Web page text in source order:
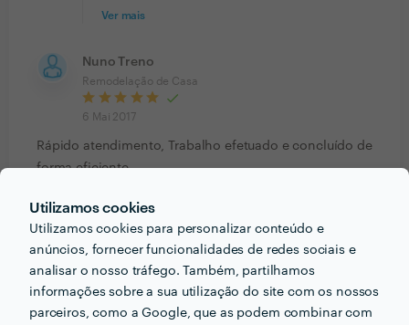
Utilizamos cookies
Utilizamos cookies para personalizar conteúdo e
anúncios, fornecer funcionalidades de redes sociais e
analisar o nosso tráfego. Também, partilhamos
informações sobre a sua utilização do site com os nossos
parceiros, como a Google, que as podem combinar com
Ver mais
Nuno Treno
Remodelação de Casa
6 Mai 2017
Rápido atendimento, Trabalho efetuado e concluído de
forma eficiente.
Resposta de PFMultiservice4u
Boa tarde, desde jÃ¡ agradeÃ§o a
atenÃ§Ã£o. Relembro que terei ao seu
dispor para qualquer assunto. Obrig...
Ver mais